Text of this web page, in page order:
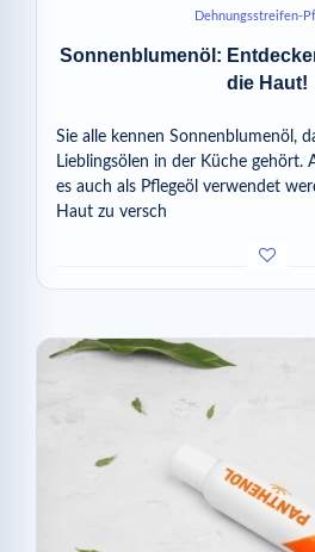
Dehnungsstreifen-
Sonnenblumenöl:
die Haut!
Sie alle kennen Sonnenblumenöl,
Lieblingsölen in der Küche gehört.
es auch als Pflegeöl verwendet
Haut zu versch